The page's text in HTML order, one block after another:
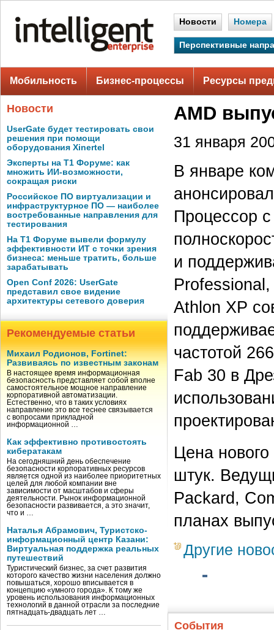
Новости Номера
Перспективные
Мобильность Бизнес-процессы Ресурсы
Новости
UserGate будет тестировать свои
решения при помощи
оборудования Xinertel
Эксперты на Т1 Форуме: как
множить ИИ-возможности,
сокращая риски
Российское ПО виртуализации и
инфраструктурное ПО — наиболее
востребованные направления для
тестирования
На Т1 Форуме вывели формулу
эффективности ИТ с точки зрения
бизнеса: меньше тратить, больше
зарабатывать
Open Conf 2026: UserGate
представил свое видение
архитектуры сетевого доверия
Рекомендуемые статьи
Михаил Родионов, Fortinet:
Развиваясь по известным законам
В настоящее время информационная
безопасность представляет собой вполне
самостоятельное мощное направление
корпоративной автоматизации.
Естественно, что в таких условиях
направление это все теснее связывается
с вопросами прикладной
информационной …
Как эффективно противостоять
кибератакам
На сегодняшний день обеспечение
безопасности корпоративных ресурсов
является одной из наиболее приоритетных
целей для любой компании вне
зависимости от масштабов и сферы
деятельности. Рынок информационной
безопасности развивается, а это значит,
что и …
Наталья Абрамович, Туристско-
информационный центр Казани:
Виртуальная поддержка реальных
путешествий
Туристический бизнес, за счет развития
которого качество жизни населения должно
повышаться, хорошо вписывается в
концепцию «умного города». К тому же
уровень использования информационных
технологий в данной отрасли за последние
пятнадцать-двадцать лет …
AMD
31 января
В январе
Процессор
и
Athlon XP
частотой
Fab 30 в
Цена
штук.
Packard,
планах
Другие
События